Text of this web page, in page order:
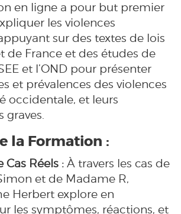
en ligne a pour but premier
les violences
sur des textes de lois
de France et des études de
et l’OND pour présenter
et prévalences des violences
occidentale, et leurs
graves.
la Formation :
Cas Réels : À travers les cas de
et de Madame R,
Herbert explore en
les symptômes, réactions, et